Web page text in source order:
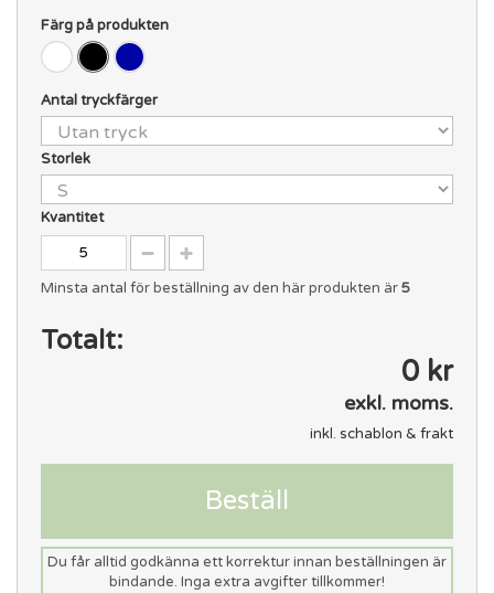
Färg på produkten
Antal tryckfärger
Storlek
Kvantitet
Minsta antal för beställning av den här produkten är5
Totalt:
0 kr
exkl. moms.
inkl. schablon & frakt
Beställ
Du får alltid godkänna ett korrektur innan beställningen är
bindande. Inga extra avgifter tillkommer!